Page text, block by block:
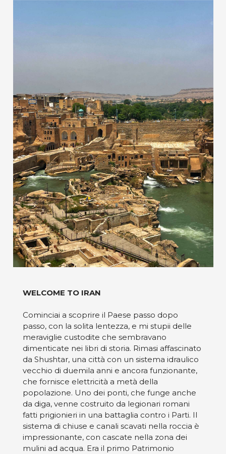
WELCOME TO IRAN
Cominciai a scoprire il Paese passo dopo
passo, con la solita lentezza, e mi stupii delle
meraviglie custodite che sembravano
dimenticate nei libri di storia. Rimasi affascinato
da Shushtar, una città con un sistema idraulico
vecchio di duemila anni e ancora funzionante,
che fornisce elettricità a metà della
popolazione. Uno dei ponti, che funge anche
da diga, venne costruito da legionari romani
fatti prigionieri in una battaglia contro i Parti. Il
sistema di chiuse e canali scavati nella roccia è
impressionante, con cascate nella zona dei
mulini ad acqua. Era il primo Patrimonio